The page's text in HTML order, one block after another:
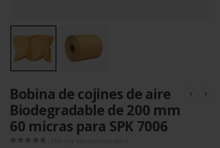
Bobina de cojines de aire
Biodegradable de 200 mm
60 micras para SPK 7006